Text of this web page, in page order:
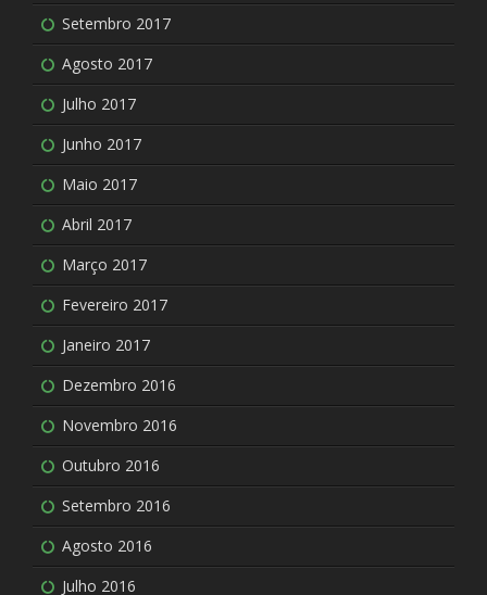
Setembro 2017
Agosto 2017
Julho 2017
Junho 2017
Maio 2017
Abril 2017
Março 2017
Fevereiro 2017
Janeiro 2017
Dezembro 2016
Novembro 2016
Outubro 2016
Setembro 2016
Agosto 2016
Julho 2016